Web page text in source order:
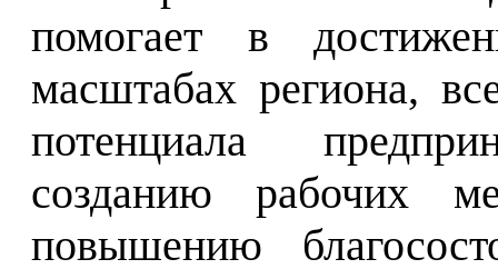
помогает в
масштабах региона,
потенциала
созданию рабочих
повышению